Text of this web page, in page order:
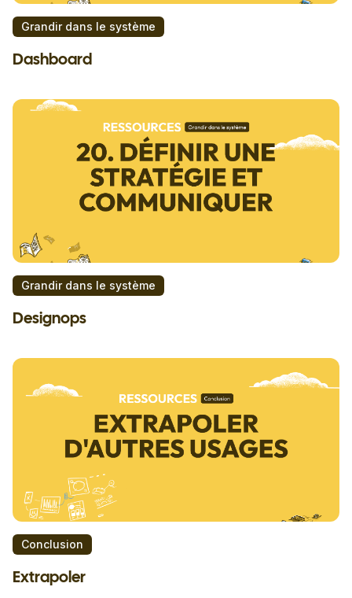
Grandir dans le système
Dashboard
Grandir dans le système
Designops
Conclusion
Extrapoler